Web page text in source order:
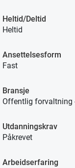
Heltid/Deltid
Heltid
Ansettelsesform
Fast
Bransje
Offentlig forvaltning
Utdanningskrav
Påkrevet
Arbeidserfaring